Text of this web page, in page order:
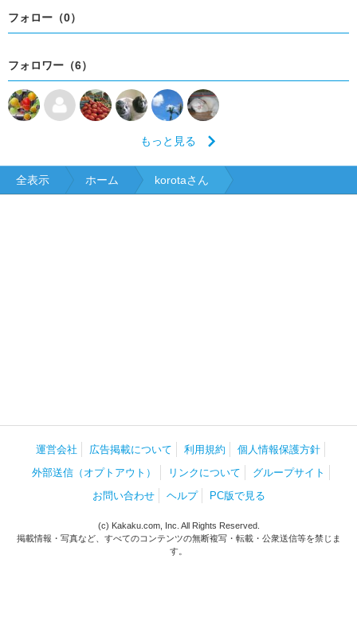
フォロー（0）
フォロワー（6）
もっと見る
全表示 ホーム korotaさん
運営会社 広告掲載について 利用規約
個人情報保護方針
外部送信（オプトアウト）
リンクについて
グループサイト
お問い合わせ
ヘルプ PC版で見る
(c) Kakaku.com, Inc. All Rights Reserved.
掲載情報・写真など、すべてのコンテンツの無断複写・転載・公衆送信等を禁じま
す。